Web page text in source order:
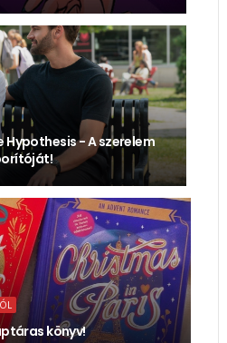
Hypothesis - A szerelem
könyv!